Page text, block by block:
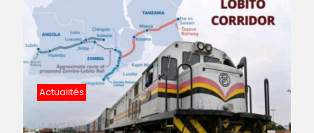
Actualités